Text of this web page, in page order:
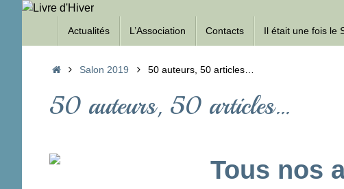
Passer
Actualités L’Association Contacts Il était une fois le
AccueilSalon 2019 50 auteurs, 50 articles…
50 auteurs, 50 articles…
Tous nos